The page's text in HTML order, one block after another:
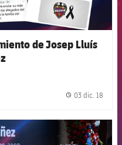
de Josep Lluís
03 dic. 18
Barcelona badge